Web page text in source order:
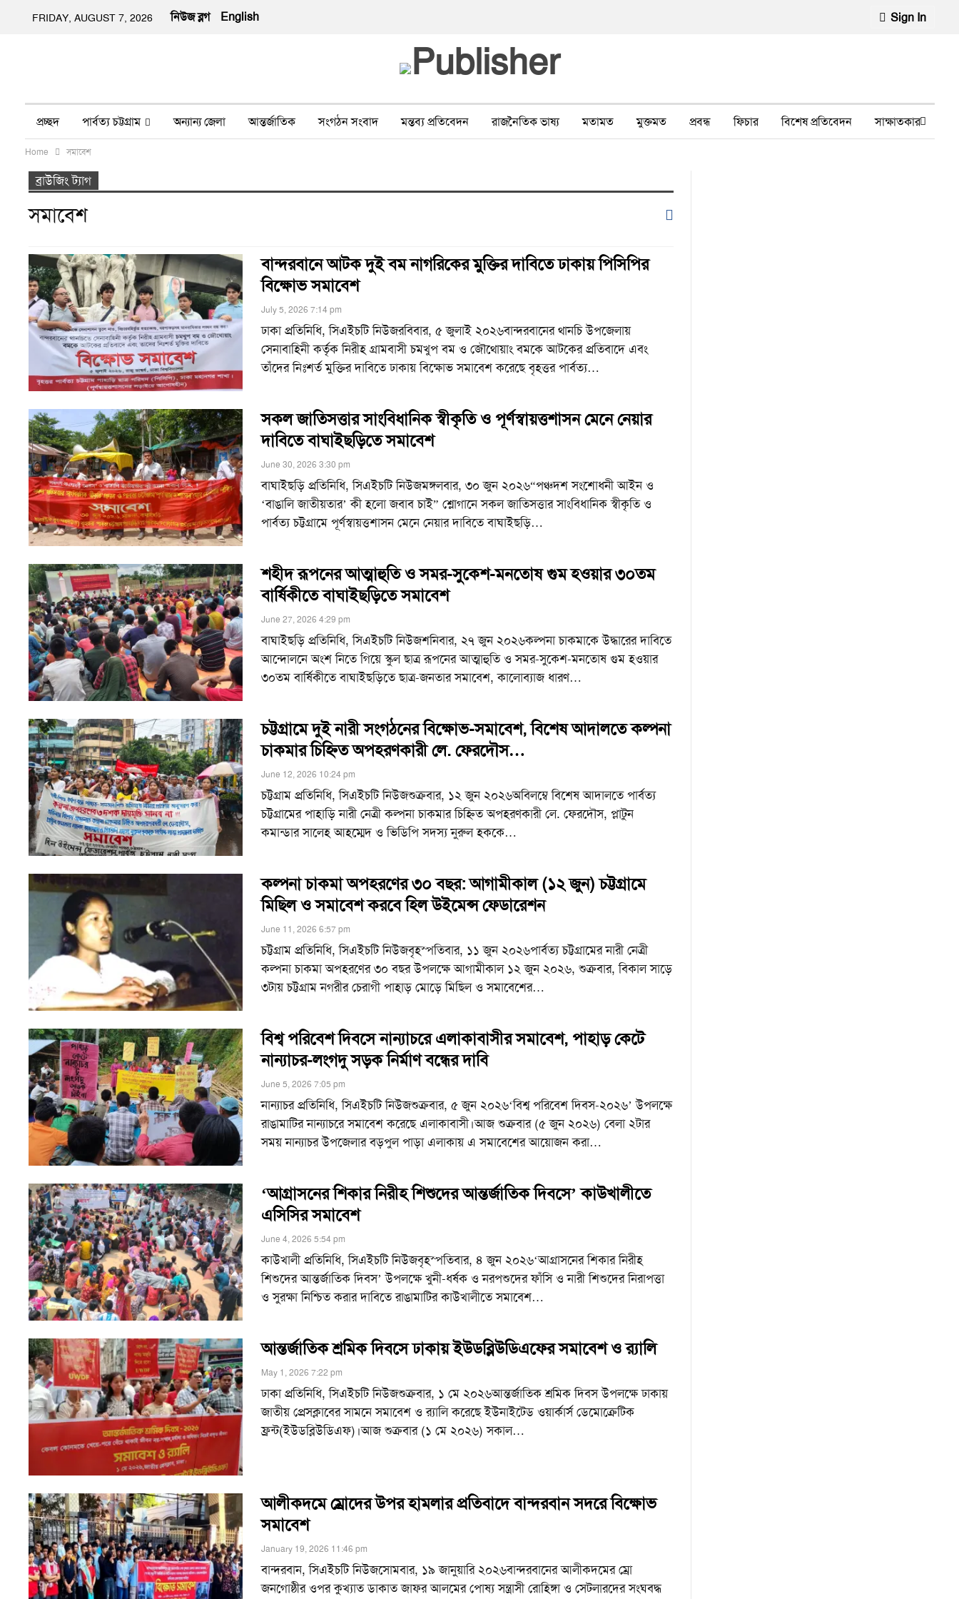
Sign In
FRIDAY, AUGUST 7, 2026 নিউজ ব্লগ English
প্রচ্ছদ পার্বত্য চট্টগ্রাম অন্যান্য জেলা আন্তর্জাতিক সংগঠন সংবাদ মন্তব্য প্রতিবেদন রাজনৈতিক ভাষ্য মতামত মুক্তমত প্রবন্ধ ফিচার বিশেষ প্রতিবেদন সাক্ষাতকার
অন্য মিডিয়া
Home সমাবেশ
ব্রাউজিং ট্যাগ
সমাবেশ
বান্দরবানে আটক দুই বম নাগরিকের মুক্তির দাবিতে ঢাকায় পিসিপির
বিক্ষোভ সমাবেশ
July 5, 2026 7:14 pm
ঢাকা প্রতিনিধি, সিএইচটি নিউজরবিবার, ৫ জুলাই ২০২৬বান্দরবানের থানচি উপজেলায়
সেনাবাহিনী কর্তৃক নিরীহ গ্রামবাসী চমখুপ বম ও জৌথোয়াং বমকে আটকের প্রতিবাদে এবং
তাঁদের নিঃশর্ত মুক্তির দাবিতে ঢাকায় বিক্ষোভ সমাবেশ করেছে বৃহত্তর পার্বত্য…
সকল জাতিসত্তার সাংবিধানিক স্বীকৃতি ও পূর্ণস্বায়ত্তশাসন মেনে নেয়ার
দাবিতে বাঘাইছড়িতে সমাবেশ
June 30, 2026 3:30 pm
বাঘাইছড়ি প্রতিনিধি, সিএইচটি নিউজমঙ্গলবার, ৩০ জুন ২০২৬“পঞ্চদশ সংশোধনী আইন ও
‘বাঙালি জাতীয়তার’ কী হলো জবাব চাই” শ্লোগানে সকল জাতিসত্তার সাংবিধানিক স্বীকৃতি ও
পার্বত্য চট্টগ্রামে পূর্ণস্বায়ত্তশাসন মেনে নেয়ার দাবিতে বাঘাইছড়ি…
শহীদ রূপনের আত্মাহুতি ও সমর-সুকেশ-মনতোষ গুম হওয়ার ৩০তম
বার্ষিকীতে বাঘাইছড়িতে সমাবেশ
June 27, 2026 4:29 pm
বাঘাইছড়ি প্রতিনিধি, সিএইচটি নিউজশনিবার, ২৭ জুন ২০২৬কল্পনা চাকমাকে উদ্ধারের দাবিতে
আন্দোলনে অংশ নিতে গিয়ে স্কুল ছাত্র রূপনের আত্মাহুতি ও সমর-সুকেশ-মনতোষ গুম হওয়ার
৩০তম বার্ষিকীতে বাঘাইছড়িতে ছাত্র-জনতার সমাবেশ, কালোব্যাজ ধারণ…
চট্টগ্রামে দুই নারী সংগঠনের বিক্ষোভ-সমাবেশ, বিশেষ আদালতে কল্পনা
চাকমার চিহ্নিত অপহরণকারী লে. ফেরদৌস…
June 12, 2026 10:24 pm
চট্টগ্রাম প্রতিনিধি, সিএইচটি নিউজশুক্রবার, ১২ জুন ২০২৬অবিলম্বে বিশেষ আদালতে পার্বত্য
চট্টগ্রামের পাহাড়ি নারী নেত্রী কল্পনা চাকমার চিহ্নিত অপহরণকারী লে. ফেরদৌস, প্লাটুন
কমান্ডার সালেহ আহম্মেদ ও ভিডিপি সদস্য নুরুল হককে…
কল্পনা চাকমা অপহরণের ৩০ বছর: আগামীকাল (১২ জুন) চট্টগ্রামে
মিছিল ও সমাবেশ করবে হিল উইমেন্স ফেডারেশন
June 11, 2026 6:57 pm
চট্টগ্রাম প্রতিনিধি, সিএইচটি নিউজবৃহস্পতিবার, ১১ জুন ২০২৬পার্বত্য চট্টগ্রামের নারী নেত্রী
কল্পনা চাকমা অপহরণের ৩০ বছর উপলক্ষে আগামীকাল ১২ জুন ২০২৬, শুক্রবার, বিকাল সাড়ে
৩টায় চট্টগ্রাম নগরীর চেরাগী পাহাড় মোড়ে মিছিল ও সমাবেশের…
বিশ্ব পরিবেশ দিবসে নান্যাচরে এলাকাবাসীর সমাবেশ, পাহাড় কেটে
নান্যাচর-লংগদু সড়ক নির্মাণ বন্ধের দাবি
June 5, 2026 7:05 pm
নান্যাচর প্রতিনিধি, সিএইচটি নিউজশুক্রবার, ৫ জুন ২০২৬‘বিশ্ব পরিবেশ দিবস-২০২৬’ উপলক্ষে
রাঙামাটির নান্যাচরে সমাবেশ করেছে এলাকাবাসী।আজ শুক্রবার (৫ জুন ২০২৬) বেলা ২টার
সময় নান্যাচর উপজেলার বড়পুল পাড়া এলাকায় এ সমাবেশের আয়োজন করা…
‘আগ্রাসনের শিকার নিরীহ শিশুদের আন্তর্জাতিক দিবসে’ কাউখালীতে
এসিসির সমাবেশ
June 4, 2026 5:54 pm
কাউখালী প্রতিনিধি, সিএইচটি নিউজবৃহস্পতিবার, ৪ জুন ২০২৬‘আগ্রাসনের শিকার নিরীহ
শিশুদের আন্তর্জাতিক দিবস’ উপলক্ষে খুনী-ধর্ষক ও নরপশুদের ফাঁসি ও নারী শিশুদের নিরাপত্তা
ও সুরক্ষা নিশ্চিত করার দাবিতে রাঙামাটির কাউখালীতে সমাবেশ…
আন্তর্জাতিক শ্রমিক দিবসে ঢাকায় ইউডব্লিউডিএফের সমাবেশ ও র‌্যালি
May 1, 2026 7:22 pm
ঢাকা প্রতিনিধি, সিএইচটি নিউজশুক্রবার, ১ মে ২০২৬আন্তর্জাতিক শ্রমিক দিবস উপলক্ষে ঢাকায়
জাতীয় প্রেসক্লাবের সামনে সমাবেশ ও র‍্যালি করেছে ইউনাইটেড ওয়ার্কার্স ডেমোক্রেটিক
ফ্রন্ট(ইউডব্লিউডিএফ)।আজ শুক্রবার (১ মে ২০২৬) সকাল…
আলীকদমে ম্রোদের উপর হামলার প্রতিবাদে বান্দরবান সদরে বিক্ষোভ
সমাবেশ
January 19, 2026 11:46 pm
বান্দরবান, সিএইচটি নিউজসোমবার, ১৯ জানুয়ারি ২০২৬বান্দরবানের আলীকদমের ম্রো
জনগোষ্ঠীর ওপর কুখ্যাত ডাকাত জাফর আলমের পোষ্য সন্ত্রাসী রোহিঙ্গা ও সেটলারদের সংঘবদ্ধ